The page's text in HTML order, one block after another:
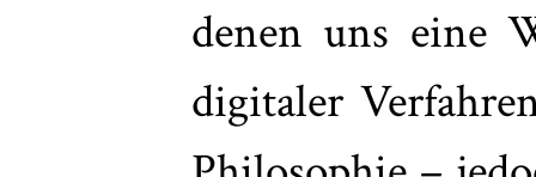
denen uns eine
digitaler